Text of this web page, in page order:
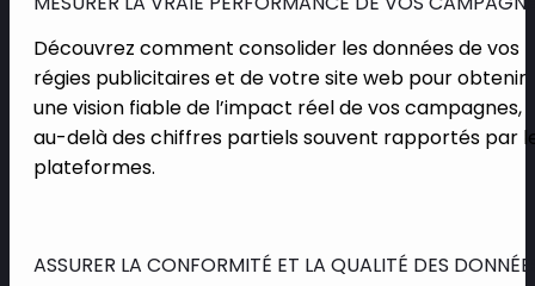
Découvrez comment consolider les données de vos
régies publicitaires et de votre site web pour obtenir
une vision fiable de l’impact réel de vos campagnes,
au-delà des chiffres partiels souvent rapportés par
plateformes.
ASSURER LA CONFORMITÉ ET LA QUALITÉ DES